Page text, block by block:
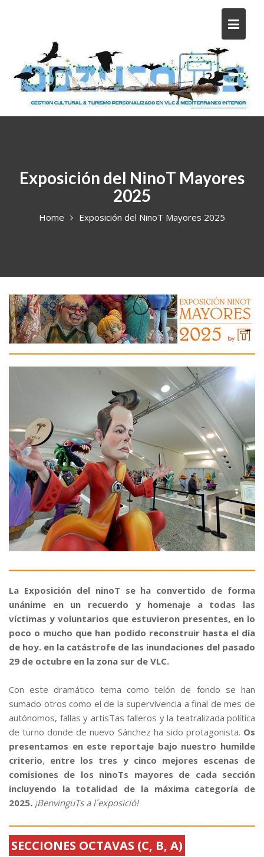
Exposición del NinoT Mayores
2025
Home Exposición del NinoT Mayores 2025
La Exposición del ninoT se ha convertido de forma
unánime en un recuerdo y homenaje a todas las
víctimas y voluntarios que estuvieron presentes, en lo
poco o mucho que han podido reconstruir hasta el día
de hoy. en la catástrofe de las inundaciones del pasado
29 de octubre en la zona sur de VLC.
Con este dramático tema como telón de fondo se han
sumado otros como el de la supervivencia a final de mes de
autónomos, fallas y artisTas falleros y la teatralizada política
de turno donde de nuevo Sánchez ha sido protagonista. Os
presentamos en este reportaje bajo nuestro humilde
criterio, entre los tres y cinco mejores escenas de
comisiones de los ninoTs mayores de cada sección
incluyendo la totalidad de la máxima categoría de
2025. ¡BenvinguTs a l´exposició!
SECCIONES OCTAVAS (C, B, A)